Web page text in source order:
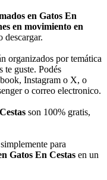
en Gatos En
en movimiento en
descargar.
organizados por temática
te guste. Podés
Instagram o X, o
o correo electronico.
son 100% gratis,
para
Gatos En Cestas en un